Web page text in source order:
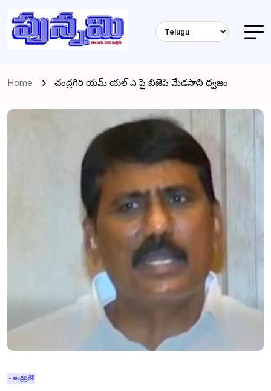
Home చంద్రగిరి యమ్ యల్ ఎ పై బిజెపి మేడసాని ధ్వజం
- ఆంధ్రప్రదేశ్